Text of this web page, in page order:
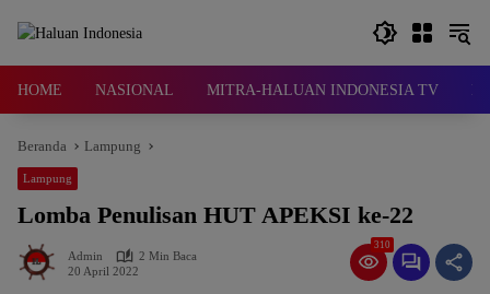
HOME NASIONAL MITRA-HALUAN INDONESIA TV
Beranda Lampung
Lampung
Lomba Penulisan HUT APEKSI ke-22
Admin
2 Min Baca
20 April 2022
310